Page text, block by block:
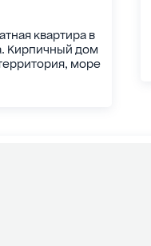
квартира в
Кирпичный дом
море